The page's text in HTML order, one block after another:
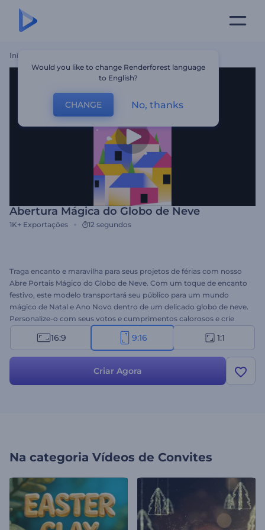
Início
Abertura Mágica do Globo de Neve
1K+ Exportações 12 segundos
Traga encanto e maravilha para seus projetos de férias com nosso
Abre Portais Mágico do Globo de Neve. Com um toque de encanto
festivo, este modelo transportará seu público para um mundo
mágico de Natal e Ano Novo dentro de um delicado globo de neve.
Personalize-o com seus votos e cumprimentos calorosos e crie
uma mensagem de vídeo festiva que entregue a magia da
temporada ao seu público. Ideal para criar introduções calorosas e
mídias sociais e muito mais. Crie agora e deixe a mágica das festas
16:9 9:16 1:1
Criar Agora
Na categoria Vídeos de Convites
Would you like to change Renderforest language
to English?
CHANGE No, thanks